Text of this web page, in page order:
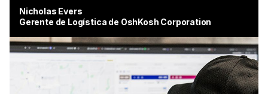
Nicholas Evers
Gerente de Logística de OshKosh Corporation